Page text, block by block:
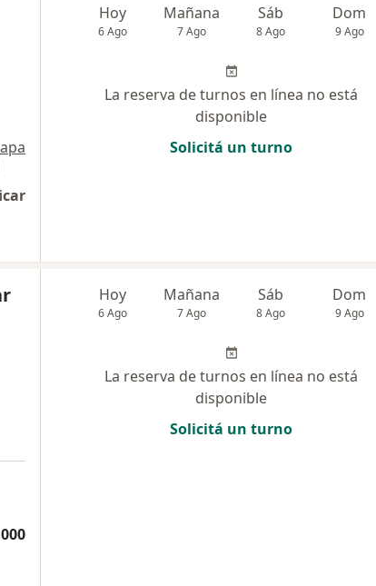
Hoy
6 Ago
Mañana
7 Ago
Sáb
8 Ago
Dom
9 Ago
La reserva de turnos en línea no está
disponible
Solicitá un turno
Hoy
6 Ago
Mañana
7 Ago
Sáb
8 Ago
Dom
9 Ago
La reserva de turnos en línea no está
disponible
Solicitá un turno